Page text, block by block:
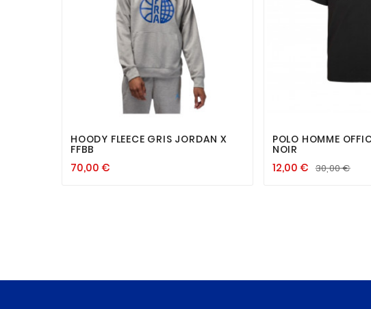
 
HOODY FLEECE GRIS JORDAN X
FFBB
70,00 €
POLO HOMME
NOIR
12,00 € 30,00 €